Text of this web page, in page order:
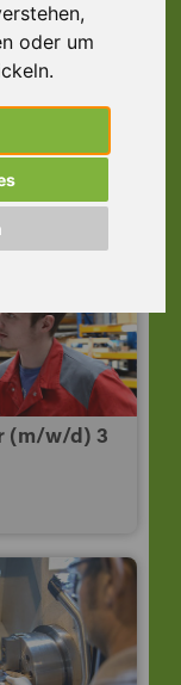
oder um
(m/w/d) 3